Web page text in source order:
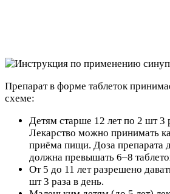
Препарат в форме таблеток
схеме:
Детям старше 12 лет по 2 шт 3
Лекарство можно принимать
приёма пищи. Доза препарата
должна превышать 6–8
От 5 до 11 лет разрешено
шт 3 раза в день.